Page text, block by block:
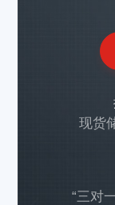
现货
“三对